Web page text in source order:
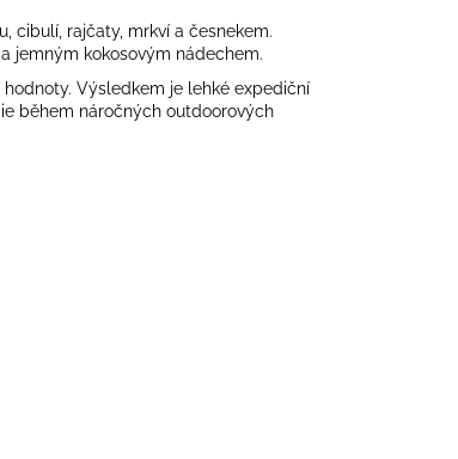
cibulí, rajčaty, mrkví a česnekem.
jemným kokosovým nádechem.
Výsledkem je lehké expediční
během náročných outdoorových